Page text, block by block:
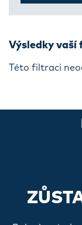
Výsledky vaší
Této filtraci